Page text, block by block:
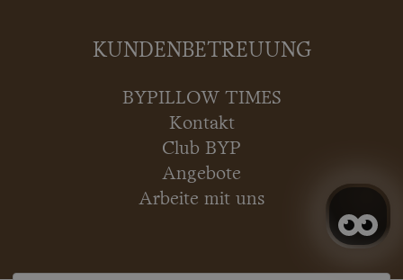
KUNDENBETREUUNG
BYPILLOW TIMES
Kontakt
Club BYP
Angebote
Arbeite mit uns